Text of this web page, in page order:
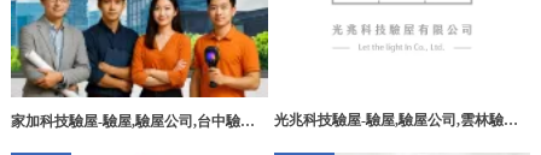
家加科技驗屋-驗屋,驗屋公司,台中驗屋,
光兆科技驗屋-驗屋,驗屋公司,雲林驗屋,